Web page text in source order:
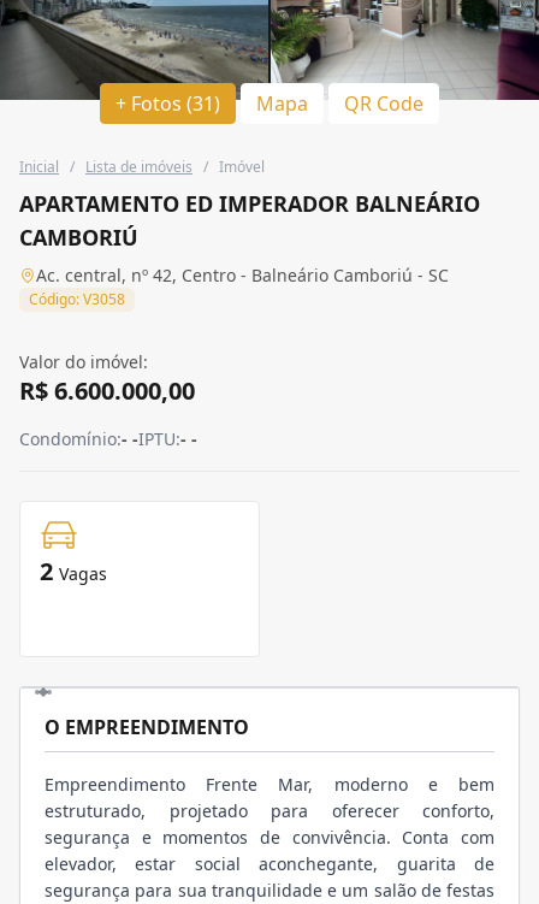
+ Fotos (31) Mapa QR Code
Inicial / Lista de imóveis / Imóvel
APARTAMENTO ED IMPERADOR BALNEÁRIO
CAMBORIÚ
Ac. central, nº 42, Centro - Balneário Camboriú - SC
Código: V3058
Valor do imóvel:
R$ 6.600.000,00
Condomínio:- -IPTU:- -
2 Vagas
O EMPREENDIMENTO
Empreendimento Frente Mar, moderno e bem
estruturado, projetado para oferecer conforto,
segurança e momentos de convivência. Conta com
elevador, estar social aconchegante, guarita de
segurança para sua tranquilidade e um salão de festas